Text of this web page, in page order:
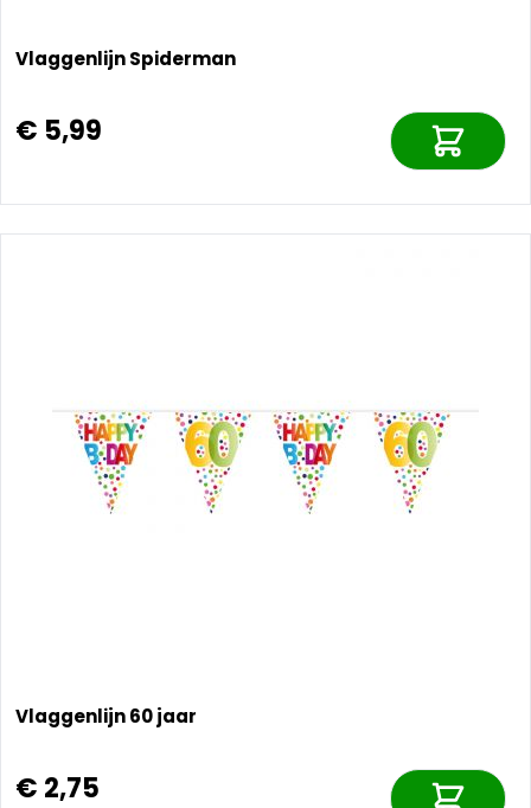
Vlaggenlijn Spiderman
€ 5,99
Vlaggenlijn 60 jaar
€ 2,75